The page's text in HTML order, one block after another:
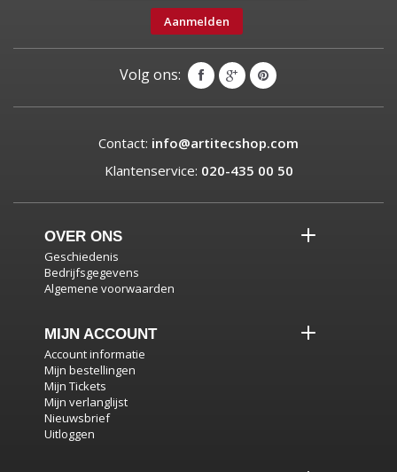
Aanmelden
Volg ons:
Contact: info@artitecshop.com
Klantenservice: 020-435 00 50
OVER ONS
Geschiedenis
Bedrijfsgegevens
Algemene voorwaarden
MIJN ACCOUNT
Account informatie
Mijn bestellingen
Mijn Tickets
Mijn verlanglijst
Nieuwsbrief
Uitloggen